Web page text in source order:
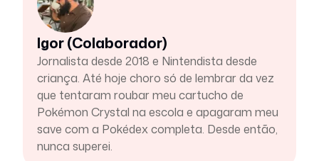
Igor (Colaborador)
Jornalista desde 2018 e Nintendista desde
criança. Até hoje choro só de lembrar da vez
que tentaram roubar meu cartucho de
Pokémon Crystal na escola e apagaram meu
save com a Pokédex completa. Desde então,
nunca superei.